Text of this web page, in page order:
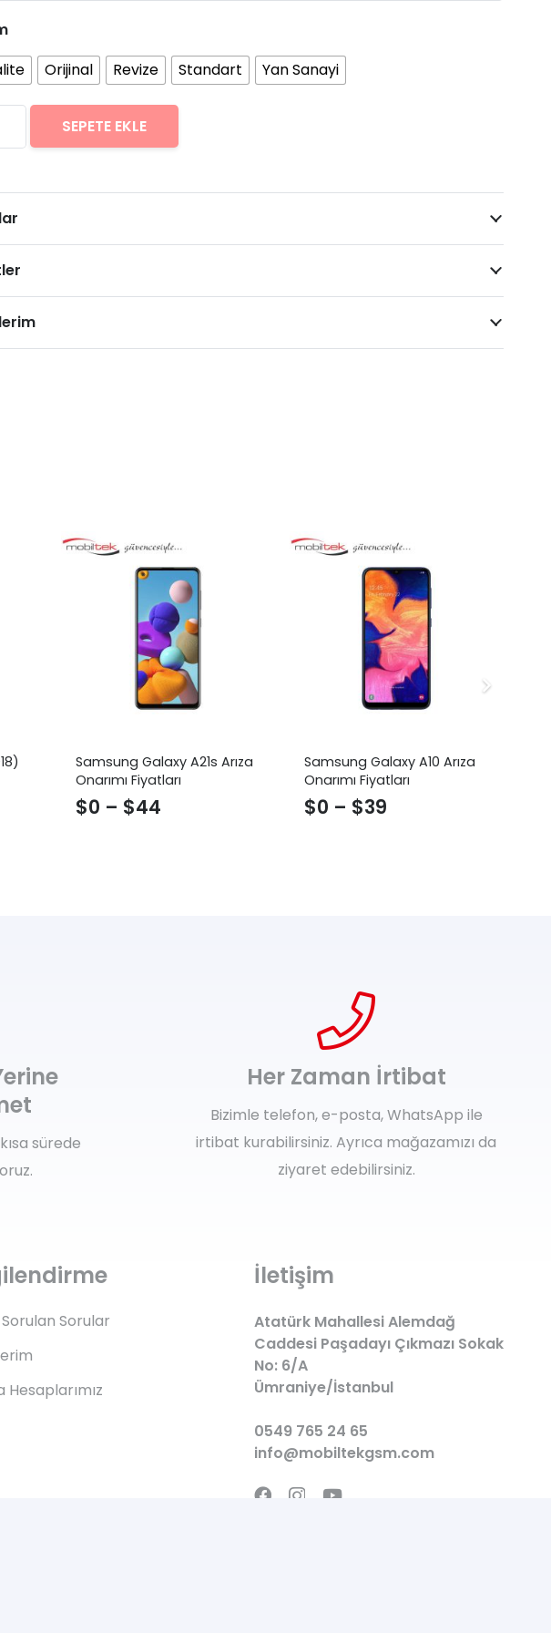
Orijinal Revize Standart Yan Sanayi
SEPETE EKLE
Samsung Galaxy A21s Arıza
Onarımı Fiyatları
$0 – $44
Samsung Galaxy A10 Arıza
Onarımı Fiyatları
$0 – $39
sürede
Her Zaman İrtibat
Bizimle telefon, e-posta, WhatsApp ile
irtibat kurabilirsiniz. Ayrıca mağazamızı da
ziyaret edebilirsiniz.
Sorulan Sorular
Hesaplarımız
İletişim
Atatürk Mahallesi Alemdağ
Caddesi Paşadayı Çıkmazı Sokak
No: 6/A
Ümraniye/İstanbul
0549 765 24 65
info@mobiltekgsm.com